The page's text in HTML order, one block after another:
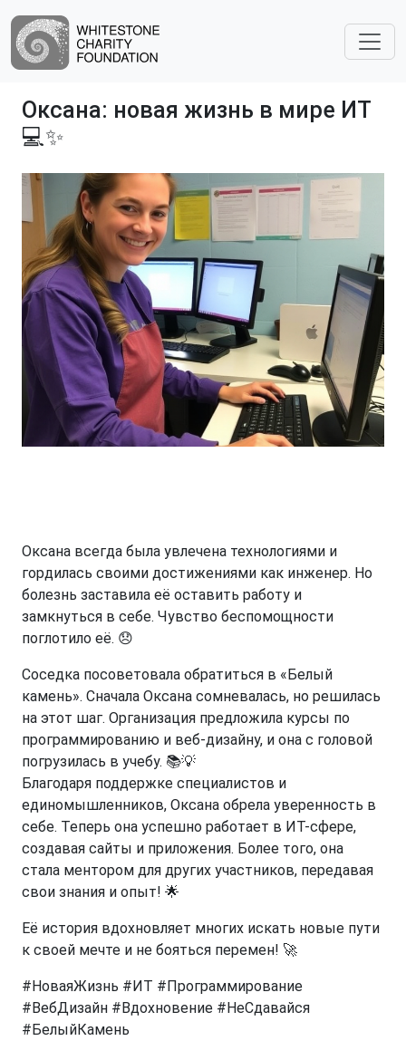
Оксана: новая жизнь в мире ИТ
💻✨
Оксана всегда была увлечена технологиями и
гордилась своими достижениями как инженер. Но
болезнь заставила её оставить работу и
замкнуться в себе. Чувство беспомощности
поглотило её. 😞
Соседка посоветовала обратиться в «Белый
камень». Сначала Оксана сомневалась, но решилась
на этот шаг. Организация предложила курсы по
программированию и веб-дизайну, и она с головой
погрузилась в учебу. 📚💡
Благодаря поддержке специалистов и
единомышленников, Оксана обрела уверенность в
себе. Теперь она успешно работает в ИТ-сфере,
создавая сайты и приложения. Более того, она
стала ментором для других участников, передавая
свои знания и опыт! 🌟
Её история вдохновляет многих искать новые пути
к своей мечте и не бояться перемен! 🚀
#НоваяЖизнь #ИТ #Программирование
#ВебДизайн #Вдохновение #НеСдавайся
#БелыйКамень